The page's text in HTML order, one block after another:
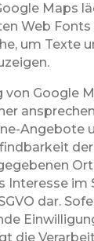
Maps
Web Fonts
um Texte
von Google
Angebote
Interesse im
dar.
die